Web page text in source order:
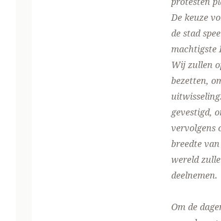
De keuze
de stad
machtigste
Wij zullen
bezetten,
gevestigd,
vervolgens
breedte
wereld
deelnemen.
Om de